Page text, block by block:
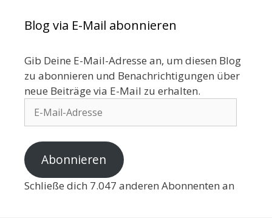
Blog via E-Mail abonnieren
Gib Deine E-Mail-Adresse an, um diesen Blog
zu abonnieren und Benachrichtigungen über
neue Beiträge via E-Mail zu erhalten.
Abonnieren
Schließe dich 7.047 anderen Abonnenten an